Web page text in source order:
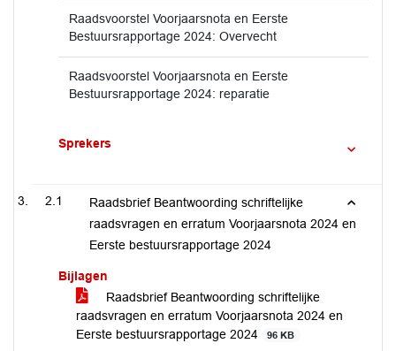
Raadsvoorstel Voorjaarsnota en Eerste
Bestuursrapportage 2024: Overvecht
Raadsvoorstel Voorjaarsnota en Eerste
Bestuursrapportage 2024: reparatie
Sprekers
2.1
Raadsbrief Beantwoording schriftelijke
raadsvragen en erratum Voorjaarsnota 2024 en
Eerste bestuursrapportage 2024
Bijlagen
Raadsbrief Beantwoording schriftelijke
raadsvragen en erratum Voorjaarsnota 2024 en
Eerste bestuursrapportage 2024
96 KB